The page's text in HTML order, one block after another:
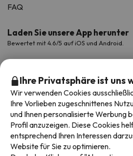
FAQ
Laden Sie unsere App herunter
Bewertet mit 4.6/5 auf iOS und Android.
Verfügbare Zahlungsarten
Ihre Privatsphäre ist uns
Wir verwenden Cookies
Ihre Vorlieben zugeschnittenes
und Ihnen personalisierte Werbung
Profil anzuzeigen. Diese Cookies
entsprechend Ihren Interessen
Website für Sie zu optimieren.